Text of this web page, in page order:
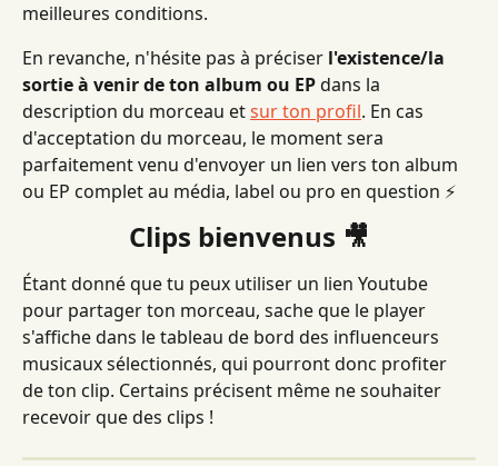
meilleures conditions.
En revanche, n'hésite pas à préciser l'existence/la
sortie à venir de ton album ou EP dans la
description du morceau et sur ton profil. En cas
d'acceptation du morceau, le moment sera
parfaitement venu d'envoyer un lien vers ton album
ou EP complet au média, label ou pro en question ⚡️
Clips bienvenus 🎥
Étant donné que tu peux utiliser un lien Youtube
pour partager ton morceau, sache que le player
s'affiche dans le tableau de bord des influenceurs
musicaux sélectionnés, qui pourront donc profiter
de ton clip. Certains précisent même ne souhaiter
recevoir que des clips !